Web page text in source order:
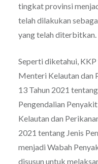
tingkat provinsi
telah dilakukan
yang telah diterbitkan.
Seperti diketahui,
Menteri Kelautan dan
13 Tahun 2021
Pengendalian
Kelautan dan
2021 tentang Jenis
menjadi Wabah
disusun untuk